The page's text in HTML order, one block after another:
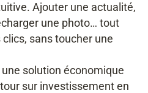
Ajouter une actualité,
une photo… tout
sans toucher une
solution économique
sur investissement en